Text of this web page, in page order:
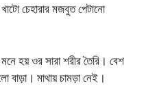
চেহারার মজবুত পেটানো
হয় ওর সারা শরীর তৈরি। বেশ
মাথায় চামড়া নেই।